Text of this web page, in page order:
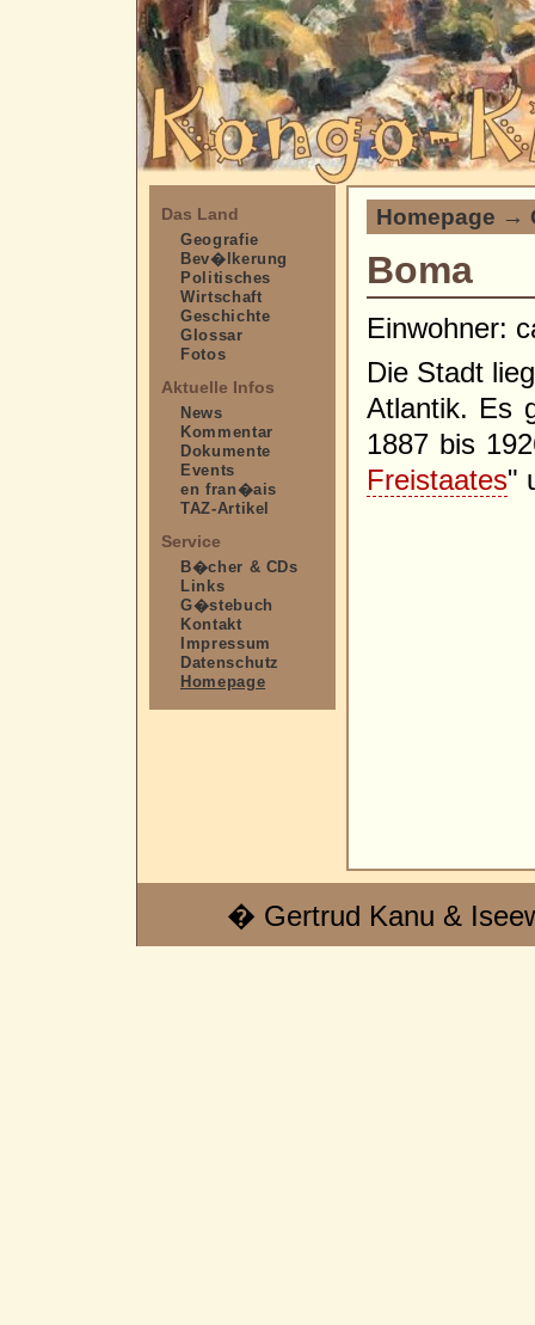
Das Land
Geografie
Bev�lkerung
Politisches
Wirtschaft
Geschichte
Glossar
Fotos
Aktuelle Infos
News
Kommentar
Dokumente
Events
en fran�ais
TAZ-Artikel
Service
B�cher & CDs
Links
G�stebuch
Kontakt
Impressum
Datenschutz
Homepage
Homepage →
Boma
Einwohner:
Die Stadt
Atlantik. Es
1887 bis
Freistaates"
� Gertrud Kanu &